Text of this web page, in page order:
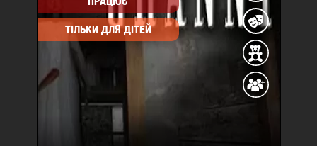
ТІЛЬКИ ДЛЯ ДІТЕЙ